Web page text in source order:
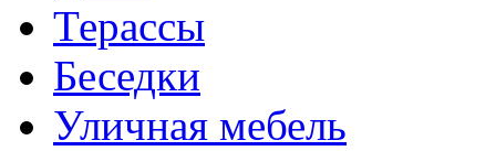
Терассы
Беседки
Уличная мебель